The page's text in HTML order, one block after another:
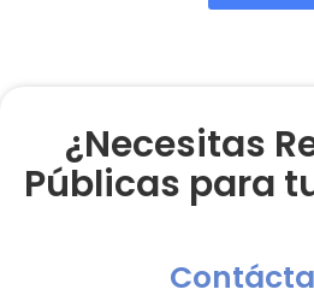
¿Necesitas
Públicas para